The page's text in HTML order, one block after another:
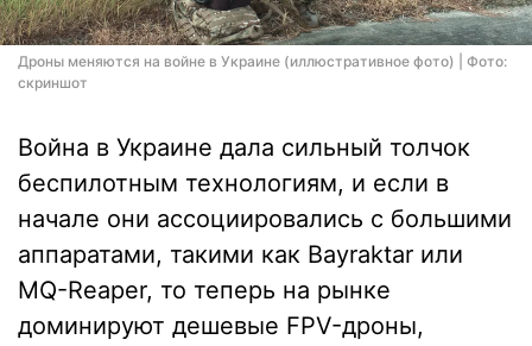
Дроны меняются на войне в Украине (иллюстративное фото) | Фото:
скриншот
Война в Украине дала сильный толчок
беспилотным технологиям, и если в
начале они ассоциировались с большими
аппаратами, такими как Bayraktar или
MQ-Reaper, то теперь на рынке
доминируют дешевые FPV-дроны,